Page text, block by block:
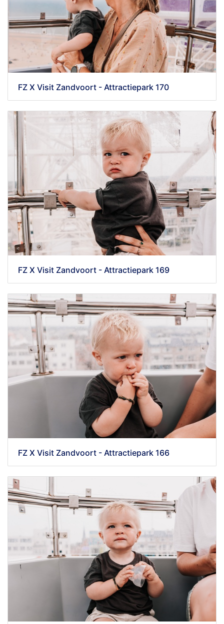
FZ X Visit Zandvoort - Attractiepark 170
FZ X Visit Zandvoort - Attractiepark 169
FZ X Visit Zandvoort - Attractiepark 166